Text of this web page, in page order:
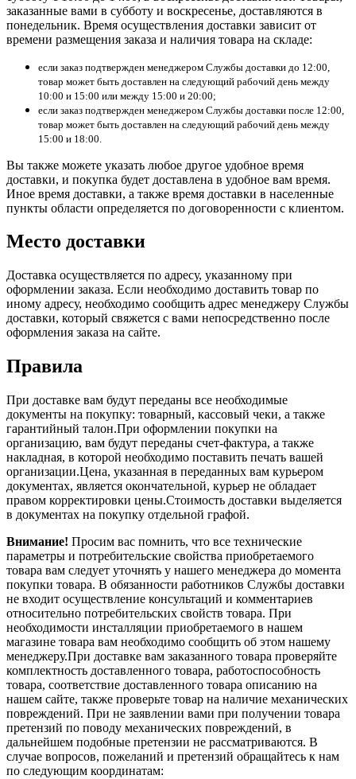
заказанные вами в субботу и воскресенье, доставляются в
понедельник. Время осуществления доставки зависит от
времени размещения заказа и наличия товара на складе:
если заказ подтвержден менеджером Службы доставки до 12:00,
товар может быть доставлен на следующий рабочий день между
10:00 и 15:00 или между 15:00 и 20:00;
если заказ подтвержден менеджером Службы доставки после 12:00,
товар может быть доставлен на следующий рабочий день между
15:00 и 18:00.
Вы также можете указать любое другое удобное время
доставки, и покупка будет доставлена в удобное вам время.
Иное время доставки, а также время доставки в населенные
пункты области определяется по договоренности с клиентом.
Место доставки
Доставка осуществляется по адресу, указанному при
оформлении заказа. Если необходимо доставить товар по
иному адресу, необходимо сообщить адрес менеджеру Службы
доставки, который свяжется с вами непосредственно после
оформления заказа на сайте.
Правила
При доставке вам будут переданы все необходимые
документы на покупку: товарный, кассовый чеки, а также
гарантийный талон.При оформлении покупки на
организацию, вам будут переданы счет-фактура, а также
накладная, в которой необходимо поставить печать вашей
организации.Цена, указанная в переданных вам курьером
документах, является окончательной, курьер не обладает
правом корректировки цены.Стоимость доставки выделяется
в документах на покупку отдельной графой.
Внимание! Просим вас помнить, что все технические
параметры и потребительские свойства приобретаемого
товара вам следует уточнять у нашего менеджера до момента
покупки товара. В обязанности работников Службы доставки
не входит осуществление консультаций и комментариев
относительно потребительских свойств товара. При
необходимости инсталляции приобретаемого в нашем
магазине товара вам необходимо сообщить об этом нашему
менеджеру.При доставке вам заказанного товара проверяйте
комплектность доставленного товара, работоспособность
товара, соответствие доставленного товара описанию на
нашем сайте, также проверьте товар на наличие механических
повреждений. При не заявлении вами при получении товара
претензий по поводу механических повреждений, в
дальнейшем подобные претензии не рассматриваются. В
случае вопросов, пожеланий и претензий обращайтесь к нам
по следующим координатам: